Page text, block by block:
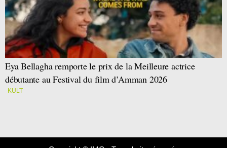
Eya Bellagha remporte le prix de la Meilleure actrice
débutante au Festival du film d’Amman 2026
KULT